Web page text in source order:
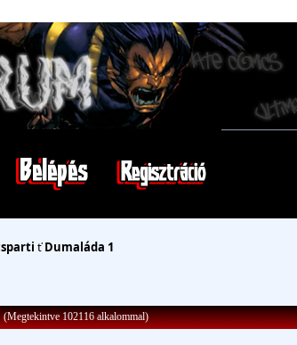
ťDumaláda 1
(Megtekintve 102116 alkalommal)